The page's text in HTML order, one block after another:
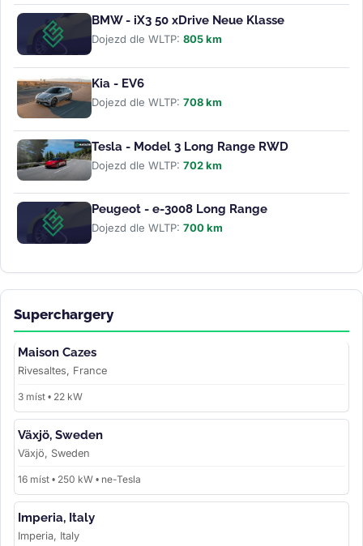
BMW - iX3 50 xDrive Neue Klasse
Dojezd dle WLTP: 805 km
Kia - EV6
Dojezd dle WLTP: 708 km
Tesla - Model 3 Long Range RWD
Dojezd dle WLTP: 702 km
Peugeot - e-3008 Long Range
Dojezd dle WLTP: 700 km
Superchargery
Maison Cazes
Rivesaltes, France
3 míst • 22 kW
Växjö, Sweden
Växjö, Sweden
16 míst • 250 kW • ne-Tesla
Imperia, Italy
Imperia, Italy